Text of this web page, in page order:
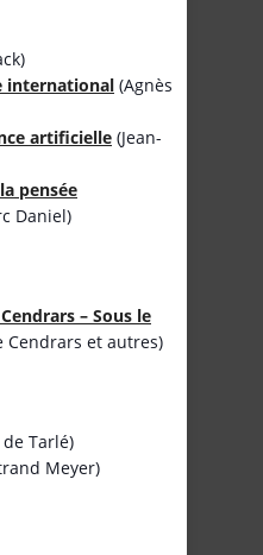
international (Agnès
artificielle (Jean-
pensée
Daniel)
– Sous le
Cendrars et autres)
de Tarlé)
Meyer)